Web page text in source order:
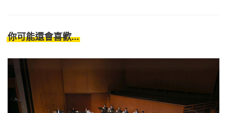
你可能還會喜歡...